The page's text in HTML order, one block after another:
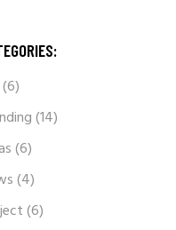
(6)
(14)
(6)
(4)
(6)